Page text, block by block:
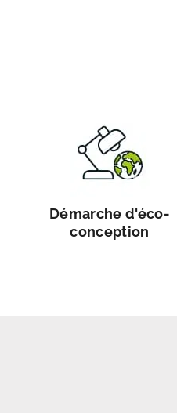
Démarche d'éco-
conception